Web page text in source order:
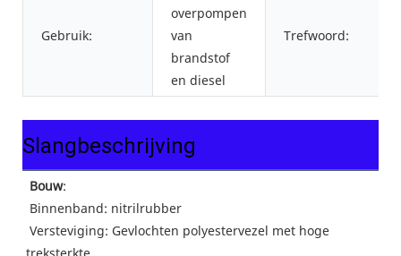
Gebruik:
overpompen
van
brandstof
en diesel
Trefwoord:
Slangbeschrijving
Bouw:
Binnenband: nitrilrubber